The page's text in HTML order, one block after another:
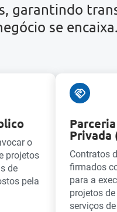
garantindo
se encaixa.
o
projetos
de
pela
Privada
Contratos
firmados
para a
projetos
serviços